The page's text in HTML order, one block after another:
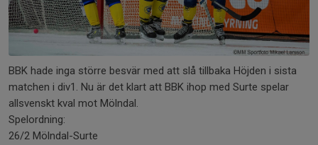
BBK hade inga större besvär med att slå tillbaka Höjden i sista
matchen i div1. Nu är det klart att BBK ihop med Surte spelar
allsvenskt kval mot Mölndal.
Spelordning:
26/2 Mölndal-Surte